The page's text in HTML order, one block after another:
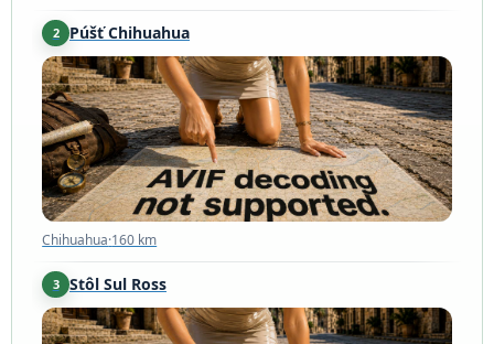
2 Púšť Chihuahua
Chihuahua·160 km
Chihuahua·160 km
3 Stôl Sul Ross
Alpine·168 km